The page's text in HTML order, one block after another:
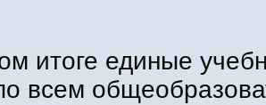
итоге единые
всем